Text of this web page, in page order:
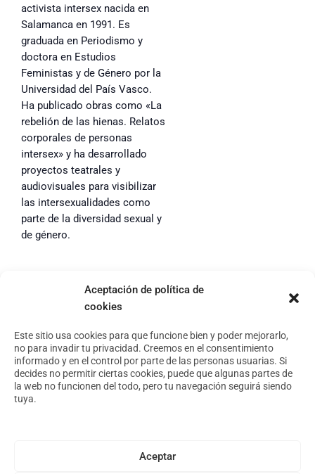
Aceptación de política de
cookies
Este sitio usa cookies para que funcione bien y poder mejorarlo,
no para invadir tu privacidad. Creemos en el consentimiento
informado y en el control por parte de las personas usuarias. Si
decides no permitir ciertas cookies, puede que algunas partes de
la web no funcionen del todo, pero tu navegación seguirá siendo
tuya.
Aceptar
activista intersex nacida en
Salamanca en 1991. Es
graduada en Periodismo y
doctora en Estudios
Feministas y de Género por la
Universidad del País Vasco.
Ha publicado obras como «La
rebelión de las hienas. Relatos
corporales de personas
intersex» y ha desarrollado
proyectos teatrales y
audiovisuales para visibilizar
las intersexualidades como
parte de la diversidad sexual y
de género.
Política de privacidad
Política de cookies
Conoce nuestro espacio